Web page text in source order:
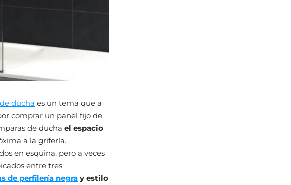
ducha es un tema que a
comprar un panel fijo de
de ducha el espacio
a la grifería.
en esquina, pero a veces
entre tres
de perfilería negra y estilo